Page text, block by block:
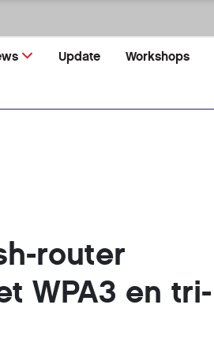
Update Workshops
router
WPA3 en tri-